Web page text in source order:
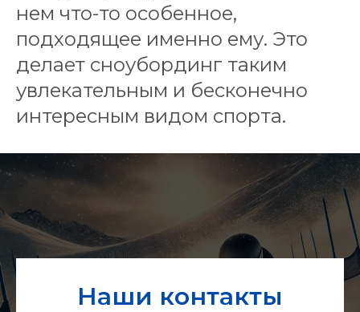
нем что-то особенное,
подходящее именно ему. Это
делает сноубординг таким
увлекательным и бесконечно
интересным видом спорта.
Наши контакты